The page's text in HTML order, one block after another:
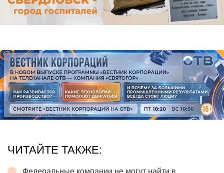
ЧИТАЙТЕ ТАКЖЕ:
Федеральные компании не могут найти в